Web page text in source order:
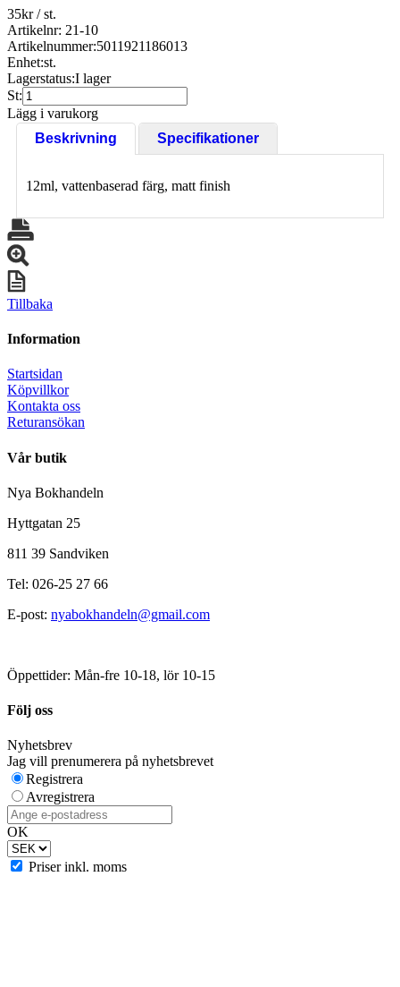
35kr/ st.
Artikelnr: 21-10
Artikelnummer:5011921186013
Enhet:st.
Lagerstatus:I lager
St:
Lägg i varukorg
Beskrivning
Specifikationer
12ml, vattenbaserad färg, matt finish
Tillbaka
Information
Startsidan
Köpvillkor
Kontakta oss
Returansökan
Vår butik
Nya Bokhandeln
Hyttgatan 25
811 39 Sandviken
Tel: 026-25 27 66
E-post: nyabokhandeln@gmail.com
Öppettider: Mån-fre 10-18, lör 10-15
Följ oss
Nyhetsbrev
Jag vill prenumerera på nyhetsbrevet
Registrera
Avregistrera
OK
Priser inkl. moms